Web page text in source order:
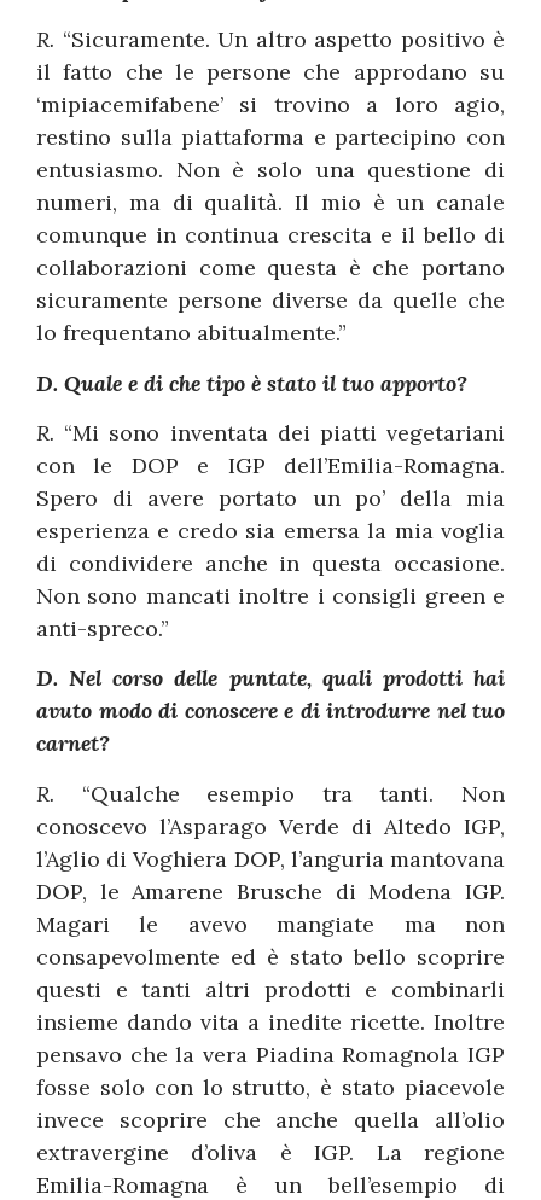
R. “Sicuramente. Un altro aspetto positivo è
il fatto che le persone che approdano su
‘mipiacemifabene’ si trovino a loro agio,
restino sulla piattaforma e partecipino con
entusiasmo. Non è solo una questione di
numeri, ma di qualità. Il mio è un canale
comunque in continua crescita e il bello di
collaborazioni come questa è che portano
sicuramente persone diverse da quelle che
lo frequentano abitualmente.”
D. Quale e di che tipo è stato il tuo apporto?
R. “Mi sono inventata dei piatti vegetariani
con le DOP e IGP dell’Emilia-Romagna.
Spero di avere portato un po’ della mia
esperienza e credo sia emersa la mia voglia
di condividere anche in questa occasione.
Non sono mancati inoltre i consigli green e
anti-spreco.”
D. Nel corso delle puntate, quali prodotti hai
avuto modo di conoscere e di introdurre nel tuo
carnet?
R. “Qualche esempio tra tanti. Non
conoscevo l’Asparago Verde di Altedo IGP,
l’Aglio di Voghiera DOP, l’anguria mantovana
DOP, le Amarene Brusche di Modena IGP.
Magari le avevo mangiate ma non
consapevolmente ed è stato bello scoprire
questi e tanti altri prodotti e combinarli
insieme dando vita a inedite ricette. Inoltre
pensavo che la vera Piadina Romagnola IGP
fosse solo con lo strutto, è stato piacevole
invece scoprire che anche quella all’olio
extravergine d’oliva è IGP. La regione
Emilia-Romagna è un bell’esempio di